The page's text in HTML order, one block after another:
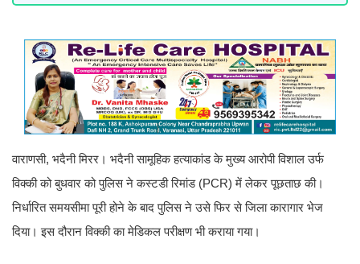
वाराणसी, भदैनी मिरर। भदैनी सामूहिक हत्याकांड के मुख्य आरोपी विशाल उर्फ
विक्की को बुधवार को पुलिस ने कस्टडी रिमांड (PCR) में लेकर पूछताछ की।
निर्धारित समयसीमा पूरी होने के बाद पुलिस ने उसे फिर से जिला कारागार भेज
दिया। इस दौरान विक्की का मेडिकल परीक्षण भी कराया गया।